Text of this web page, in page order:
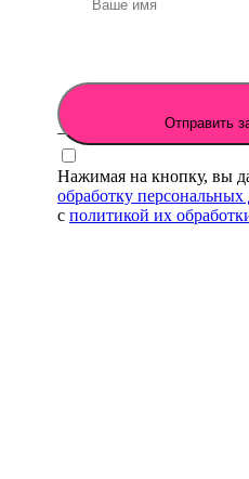
__ Отправить
Нажимая на кнопку, вы
обработку
с политикой их